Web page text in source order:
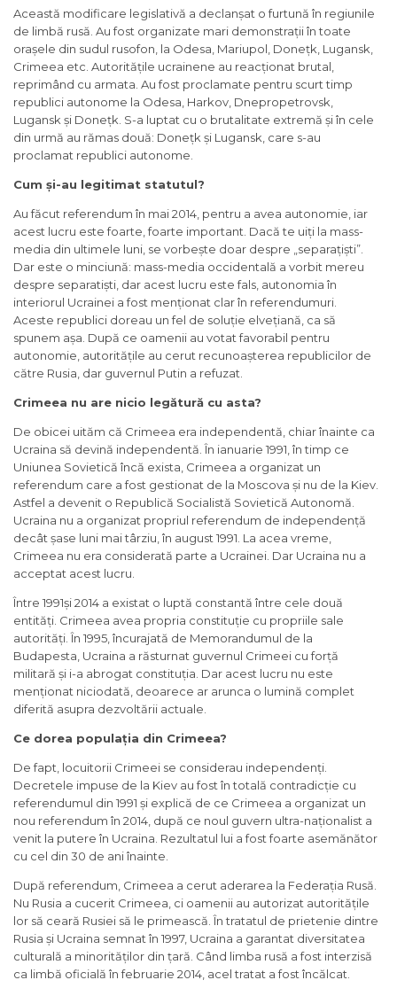
Această modificare legislativă a declanșat o furtună în regiunile
de limbă rusă. Au fost organizate mari demonstrații în toate
orașele din sudul rusofon, la Odesa, Mariupol, Donețk, Lugansk,
Crimeea etc. Autoritățile ucrainene au reacționat brutal,
reprimând cu armata. Au fost proclamate pentru scurt timp
republici autonome la Odesa, Harkov, Dnepropetrovsk,
Lugansk și Donețk. S-a luptat cu o brutalitate extremă și în cele
din urmă au rămas două: Donețk și Lugansk, care s-au
proclamat republici autonome.
Cum și-au legitimat statutul?
Au făcut referendum în mai 2014, pentru a avea autonomie, iar
acest lucru este foarte, foarte important. Dacă te uiți la mass-
media din ultimele luni, se vorbește doar despre „separațiști”.
Dar este o minciună: mass-media occidentală a vorbit mereu
despre separatiști, dar acest lucru este fals, autonomia în
interiorul Ucrainei a fost menționat clar în referendumuri.
Aceste republici doreau un fel de soluție elvețiană, ca să
spunem așa. După ce oamenii au votat favorabil pentru
autonomie, autoritățile au cerut recunoașterea republicilor de
către Rusia, dar guvernul Putin a refuzat.
Crimeea nu are nicio legătură cu asta?
De obicei uităm că Crimeea era independentă, chiar înainte ca
Ucraina să devină independentă. În ianuarie 1991, în timp ce
Uniunea Sovietică încă exista, Crimeea a organizat un
referendum care a fost gestionat de la Moscova și nu de la Kiev.
Astfel a devenit o Republică Socialistă Sovietică Autonomă.
Ucraina nu a organizat propriul referendum de independență
decât șase luni mai târziu, în august 1991. La acea vreme,
Crimeea nu era considerată parte a Ucrainei. Dar Ucraina nu a
acceptat acest lucru.
Între 1991și 2014 a existat o luptă constantă între cele două
entități. Crimeea avea propria constituție cu propriile sale
autorități. În 1995, încurajată de Memorandumul de la
Budapesta, Ucraina a răsturnat guvernul Crimeei cu forță
militară și i-a abrogat constituția. Dar acest lucru nu este
menționat niciodată, deoarece ar arunca o lumină complet
diferită asupra dezvoltării actuale.
Ce dorea populația din Crimeea?
De fapt, locuitorii Crimeei se considerau independenți.
Decretele impuse de la Kiev au fost în totală contradicție cu
referendumul din 1991 și explică de ce Crimeea a organizat un
nou referendum în 2014, după ce noul guvern ultra-naționalist a
venit la putere în Ucraina. Rezultatul lui a fost foarte asemănător
cu cel din 30 de ani înainte.
După referendum, Crimeea a cerut aderarea la Federația Rusă.
Nu Rusia a cucerit Crimeea, ci oamenii au autorizat autoritățile
lor să ceară Rusiei să le primească. În tratatul de prietenie dintre
Rusia și Ucraina semnat în 1997, Ucraina a garantat diversitatea
culturală a minorităților din țară. Când limba rusă a fost interzisă
ca limbă oficială în februarie 2014, acel tratat a fost încălcat.